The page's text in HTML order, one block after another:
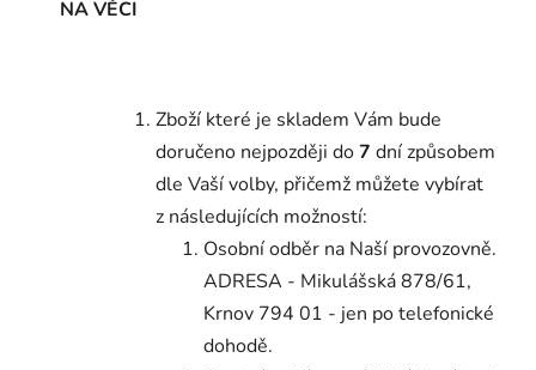
NA VĚCI
Zboží které je skladem Vám bude
doručeno nejpozději do7 dní způsobem
dle Vaší volby, přičemž můžete vybírat
z následujících možností:
Osobní odběr na Naší provozovně.
ADRESA - Mikulášská 878/61,
Krnov 794 01 - jen po telefonické
dohodě.